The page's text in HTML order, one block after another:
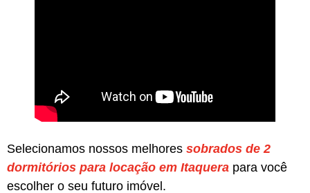
Selecionamos nossos melhores sobrados de 2
dormitórios para locação em Itaquera para você
escolher o seu futuro imóvel.